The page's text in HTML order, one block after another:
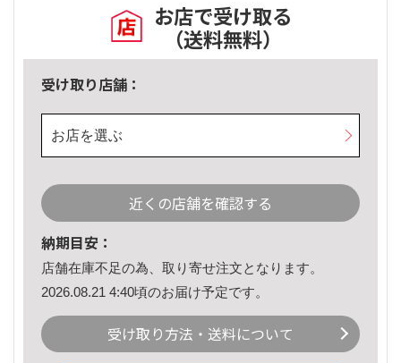
お店で受け取る
（送料無料）
受け取り店舗：
お店を選ぶ
近くの店舗を確認する
納期目安：
店舗在庫不足の為、取り寄せ注文となります。
2026.08.21 4:40頃のお届け予定です。
受け取り方法・送料について